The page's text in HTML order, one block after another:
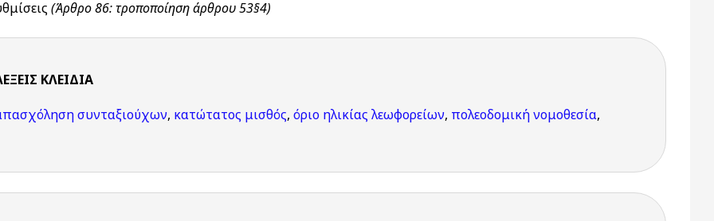
(Άρθρο 86: τροποποίηση άρθρου 53§4)
KΛΕΙΔΙΆ
συνταξιούχων, κατώτατος μισθός, όριο ηλικίας λεωφορείων, πολεοδομική νομοθεσία,